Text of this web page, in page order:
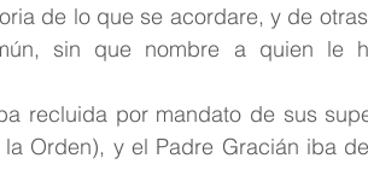
de lo que se acordare, y de
sin que nombre a quien le
recluida por mandato de sus
Orden), y el Padre Gracián iba